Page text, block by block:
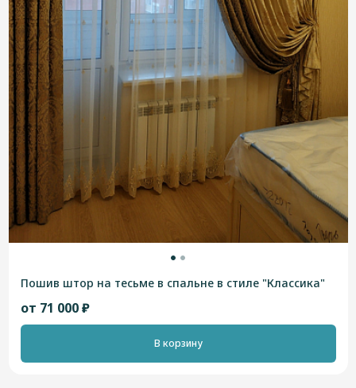
Пошив штор на тесьме в спальне в стиле "Классика"
от 71 000 ₽
В корзину